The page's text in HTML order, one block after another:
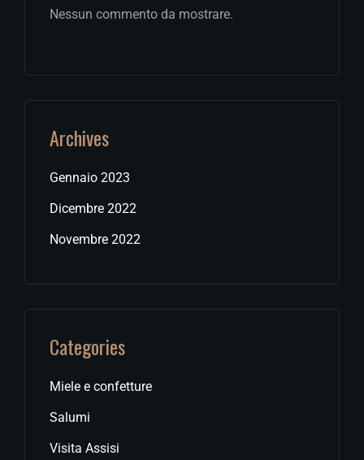
Nessun commento da mostrare.
Archives
Gennaio 2023
Dicembre 2022
Novembre 2022
Categories
Miele e confetture
Salumi
Visita Assisi